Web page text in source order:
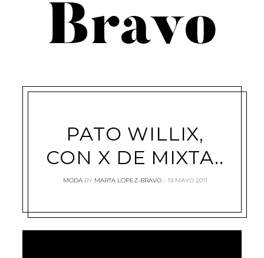
Bravo
PATO WILLIX,
CON X DE MIXTA..
MODA BY MARTA LOPEZ-BRAVO 19 MAYO 2011